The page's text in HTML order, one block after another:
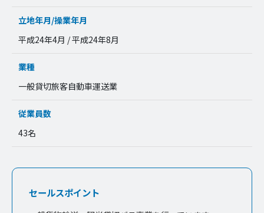
立地年月/操業年月
平成24年4月 / 平成24年8月
業種
一般貸切旅客自動車運送業
従業員数
43名
セールスポイント